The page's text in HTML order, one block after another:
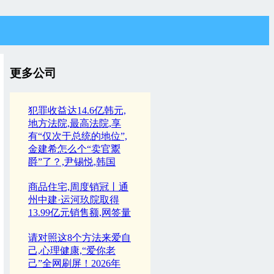
更多公司
犯罪收益达14.6亿韩元,
地方法院,最高法院,享
有“仅次于总统的地位”,
金建希怎么个“卖官鬻
爵”了？,尹锡悦,韩国
商品住宅,周度销冠丨通
州中建·运河玖院取得
13.99亿元销售额,网签量
请对照这8个方法来爱自
己,心理健康,“爱你老
己”全网刷屏！2026年